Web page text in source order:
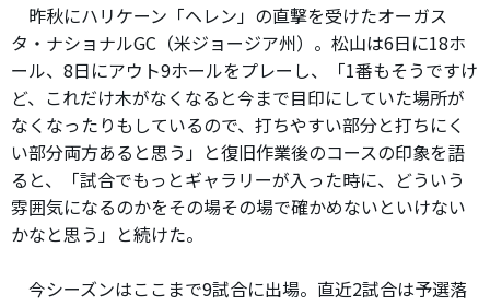
昨秋にハリケーン「ヘレン」の直撃を受けたオーガス
タ・ナショナルGC（米ジョージア州）。松山は6日に18ホ
ール、8日にアウト9ホールをプレーし、「1番もそうですけ
ど、これだけ木がなくなると今まで目印にしていた場所が
なくなったりもしているので、打ちやすい部分と打ちにく
い部分両方あると思う」と復旧作業後のコースの印象を語
ると、「試合でもっとギャラリーが入った時に、どういう
雰囲気になるのかをその場その場で確かめないといけない
かなと思う」と続けた。
今シーズンはここまで9試合に出場。直近2試合は予選落